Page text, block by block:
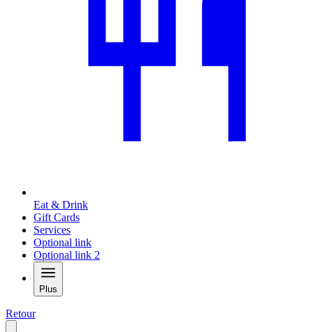
Eat & Drink
Gift Cards
Services
Optional link
Optional link 2
Plus
Retour